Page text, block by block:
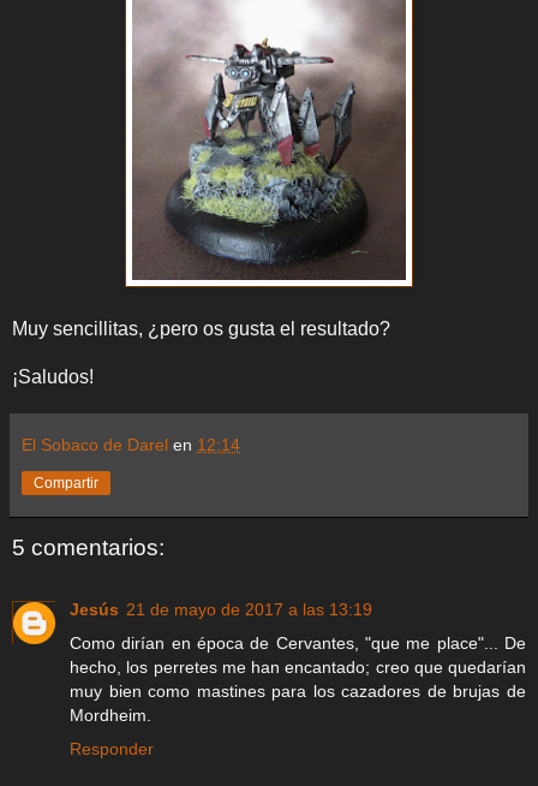
Muy sencillitas, ¿pero os gusta el resultado?
¡Saludos!
El Sobaco de Darel en 12:14
Compartir
5 comentarios:
Jesús 21 de mayo de 2017 a las 13:19
Como dirían en época de Cervantes, "que me place"... De
hecho, los perretes me han encantado; creo que quedarían
muy bien como mastines para los cazadores de brujas de
Mordheim.
Responder